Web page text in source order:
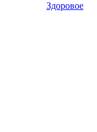
Здоровое